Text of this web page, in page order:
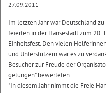
27.09.2011
Im letzten Jahr war Deutschland
feierten in der Hansestadt zum 20.
Einheitsfest. Den vielen
und Unterstützern war es zu
Besucher zur Freude der
gelungen" bewerteten.
"In diesem Jahr nimmt die Freie